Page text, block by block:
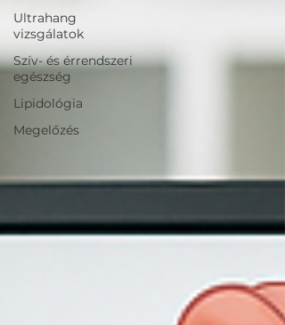
Ultrahang
vizsgálatok
Szív- és érrendszeri
egészség
Lipidológia
Megelőzés